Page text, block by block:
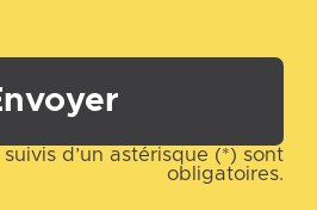
d’un astérisque (*) sont
obligatoires.